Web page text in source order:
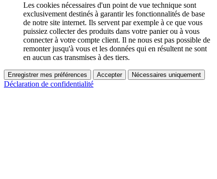
Les cookies nécessaires d'un point de vue technique sont
exclusivement destinés à garantir les fonctionnalités de base
de notre site internet. Ils servent par exemple à ce que vous
puissiez collecter des produits dans votre panier ou à vous
connecter à votre compte client. Il ne nous est pas possible de
remonter jusqu'à vous et les données qui en résultent ne sont
en aucun cas transmises à des tiers.
Enregistrer mes préférences Accepter Nécessaires uniquement
Déclaration de confidentialité